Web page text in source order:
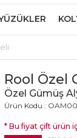
Rool Özel
Özel Gümüş
Ürün Kodu :
* Bu fiyat çift ürün